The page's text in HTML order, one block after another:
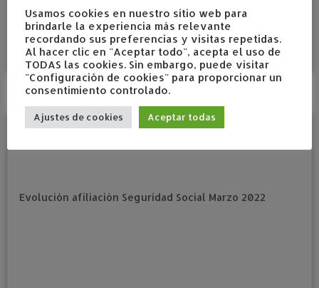
33.000 personas ...
mayo 4, 2022enestadísticasEtiquetado2022 /abril/
afiliación /estadísticas/ Seguridad Socialporadmin
Usamos cookies en nuestro sitio web para
brindarle la experiencia más relevante
recordando sus preferencias y visitas repetidas.
Al hacer clic en "Aceptar todo", acepta el uso de
TODAS las cookies. Sin embargo, puede visitar
"Configuración de cookies" para proporcionar un
consentimiento controlado.
Ajustes de cookies Aceptar todas